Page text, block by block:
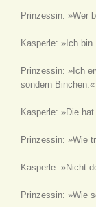
Prinzessin: »Wer
Kasperle: »Ich
Prinzessin: »Ich
sondern Binchen.«
Kasperle: »Die
Prinzessin: »Wie
Kasperle: »Nicht
Prinzessin: »Wie